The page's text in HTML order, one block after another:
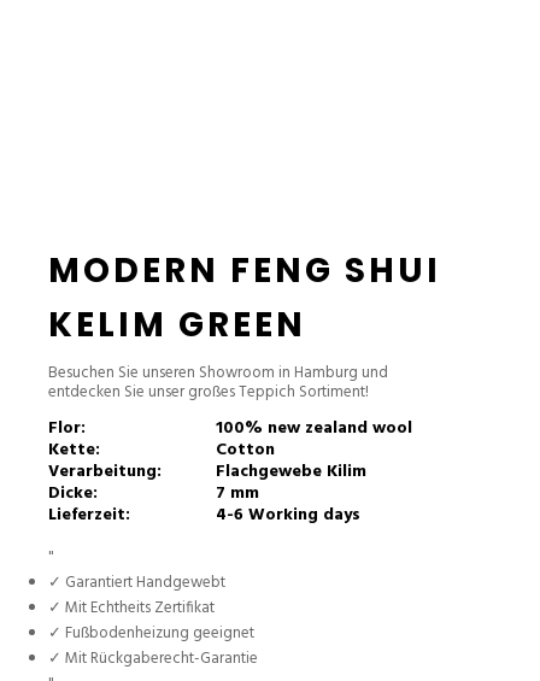
MODERN FENG SHUI
KELIM GREEN
Besuchen Sie unseren Showroom in Hamburg und
entdecken Sie unser großes Teppich Sortiment!
Flor: 100% new zealand wool
Kette: Cotton
Verarbeitung: Flachgewebe Kilim
Dicke: 7 mm
Lieferzeit: 4-6 Working days
"
✓ Garantiert Handgewebt
✓ Mit Echtheits Zertifikat
✓ Fußbodenheizung geeignet
✓ Mit Rückgaberecht-Garantie